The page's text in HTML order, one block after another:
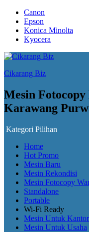
Canon
Epson
Konica Minolta
Kyocera
Cikarang Biz
Mesin
Karawang
Kategori Pilihan
Home
Hot Promo
Mesin Baru
Mesin Rekondisi
Mesin Fotocopy
Standalone
Portable
Wi-Fi Ready
Mesin Untuk Kantor
Mesin Untuk Usaha